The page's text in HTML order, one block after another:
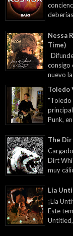
Nessa
Time)
consigo
nuevo
Toledo
Punk,
The
Dirt
muy
Lia
¡Lia
Este